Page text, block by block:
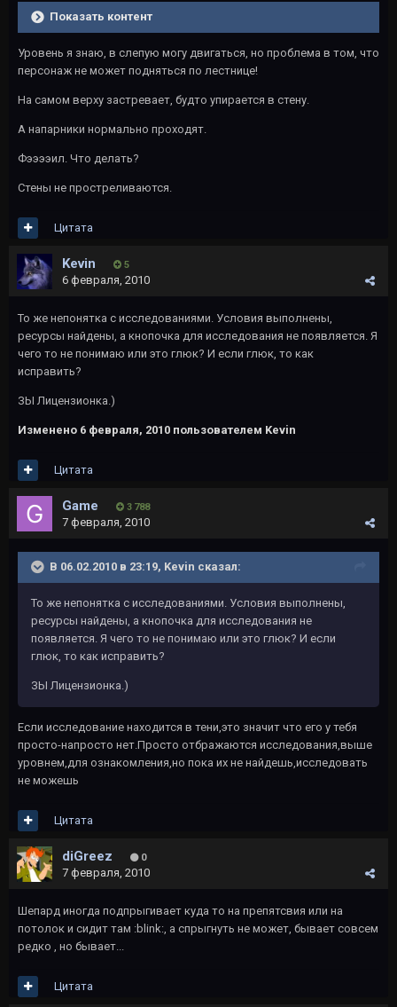
Показать контент
Уровень я знаю, в слепую могу двигаться, но проблема в том, что
персонаж не может подняться по лестнице!
На самом верху застревает, будто упирается в стену.
А напарники нормально проходят.
Фээээил. Что делать?
Стены не простреливаются.
Цитата
Kevin 5
6 февраля, 2010
То же непонятка с исследованиями. Условия выполнены,
ресурсы найдены, а кнопочка для исследования не появляется. Я
чего то не понимаю или это глюк? И если глюк, то как
исправить?
ЗЫ Лицензионка.)
Изменено 6 февраля, 2010 пользователем Kevin
Цитата
Game 3 788
7 февраля, 2010
В 06.02.2010 в 23:19, Kevin сказал:
То же непонятка с исследованиями. Условия выполнены,
ресурсы найдены, а кнопочка для исследования не
появляется. Я чего то не понимаю или это глюк? И если
глюк, то как исправить?
ЗЫ Лицензионка.)
Если исследование находится в тени,это значит что его у тебя
просто-напросто нет.Просто отбражаются исследования,выше
уровнем,для ознакомления,но пока их не найдешь,исследовать
не можешь
Цитата
diGreez 0
7 февраля, 2010
Шепард иногда подпрыгивает куда то на препятсвия или на
потолок и сидит там :blink:, а спрыгнуть не может, бывает совсем
редко , но бывает...
Цитата